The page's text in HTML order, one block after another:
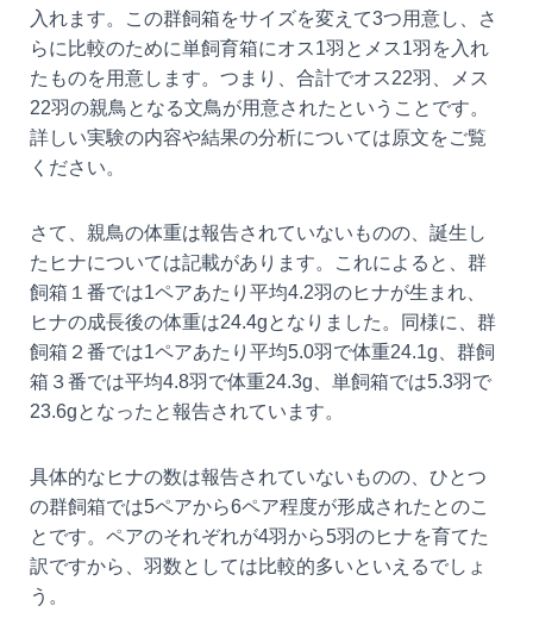
入れます。この群飼箱をサイズを変えて3つ用意し、さ
らに比較のために単飼育箱にオス1羽とメス1羽を入れ
たものを用意します。つまり、合計でオス22羽、メス
22羽の親鳥となる文鳥が用意されたということです。
詳しい実験の内容や結果の分析については原文をご覧
ください。
さて、親鳥の体重は報告されていないものの、誕生し
たヒナについては記載があります。これによると、群
飼箱１番では1ペアあたり平均4.2羽のヒナが生まれ、
ヒナの成長後の体重は24.4gとなりました。同様に、群
飼箱２番では1ペアあたり平均5.0羽で体重24.1g、群飼
箱３番では平均4.8羽で体重24.3g、単飼箱では5.3羽で
23.6gとなったと報告されています。
具体的なヒナの数は報告されていないものの、ひとつ
の群飼箱では5ペアから6ペア程度が形成されたとのこ
とです。ペアのそれぞれが4羽から5羽のヒナを育てた
訳ですから、羽数としては比較的多いといえるでしょ
う。